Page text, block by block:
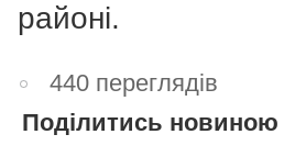
районі.
440 переглядів
Поділитись новиною